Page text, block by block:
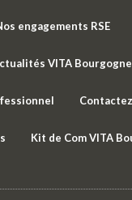
engagements RSE
VITA Bourgogne
Kit de Com VITA